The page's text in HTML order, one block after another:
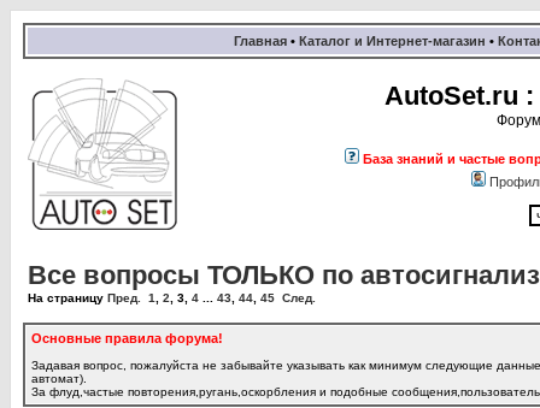
Главная • Каталог и Интернет-магазин •
AutoSet.ru
База знаний и частые
Все вопросы ТОЛЬКО по
На страницу Пред. 1 2 3 4 43 44 45 След.
Основные правила форума!
Задавая вопрос, пожалуйста не забывайте указывать как минимум следующие
автомат).
За флуд,частые повторения,ругань,оскорбления и подобные